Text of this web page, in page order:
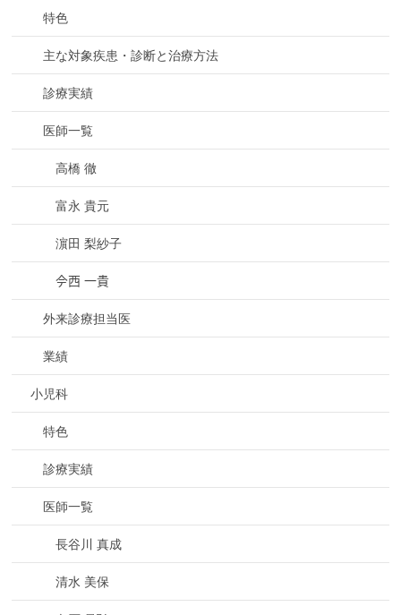
特色
主な対象疾患・診断と治療方法
診療実績
医師一覧
高橋 徹
富永 貴元
濵田 梨紗子
𫝆西 一貴
外来診療担当医
業績
小児科
特色
診療実績
医師一覧
長谷川 真成
清水 美保